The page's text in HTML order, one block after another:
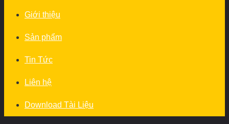
Giới thiệu
Sản phẩm
Tin Tức
Liên hệ
Download Tài Liệu